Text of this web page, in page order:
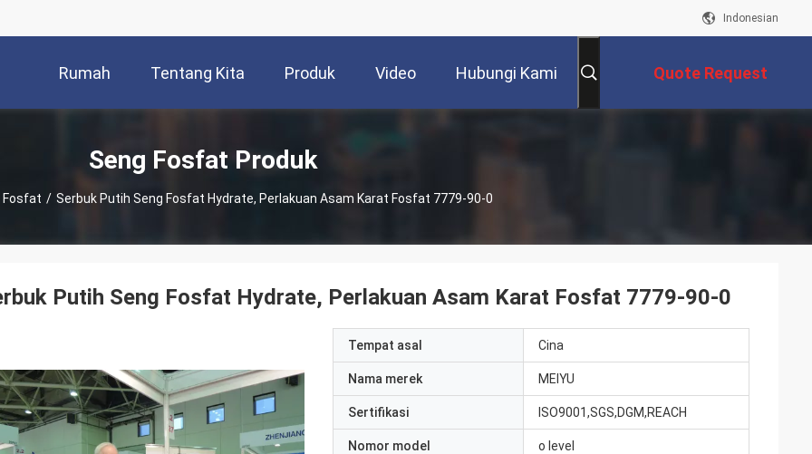
Indonesian
Rumah Tentang Kita Produk Video Hubungi Kami Quote Request
Seng Fosfat Produk
Fosfat / Serbuk Putih Seng Fosfat Hydrate, Perlakuan Asam Karat Fosfat 7779-90-0
Putih Seng Fosfat Hydrate, Perlakuan Asam Karat Fosfat 7779-90-0
Tempat asal Cina
Nama merek MEIYU
Sertifikasi ISO9001,SGS,DGM,REACH
Nomor model o level